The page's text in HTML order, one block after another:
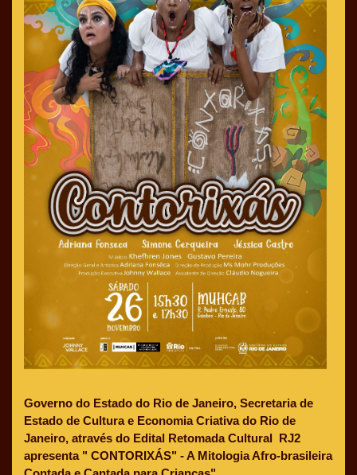
Governo do Estado do Rio de Janeiro, Secretaria de
Estado de Cultura e Economia Criativa do Rio de
Janeiro, através do Edital Retomada Cultural  RJ2
apresenta " CONTORIXÁS" - A Mitologia Afro-brasileira